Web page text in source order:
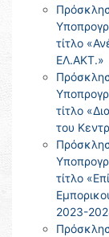
τίτλο
ΕΛ.ΑΚΤ.»
τίτλο
του
τίτλο
2023-